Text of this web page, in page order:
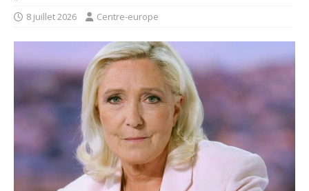
8 juillet 2026 Centre-europe